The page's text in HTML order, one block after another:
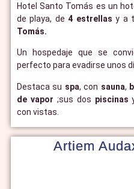
Hotel Santo Tomás es un
de playa, de 4 estrellas y a
Tomás.
Un hospedaje que se
perfecto para evadirse unos
Destaca su spa, con sauna,
de vapor ;sus dos piscinas
con vistas.
Artiem